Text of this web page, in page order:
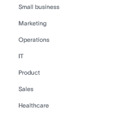
Small business
Marketing
Operations
IT
Product
Sales
Healthcare